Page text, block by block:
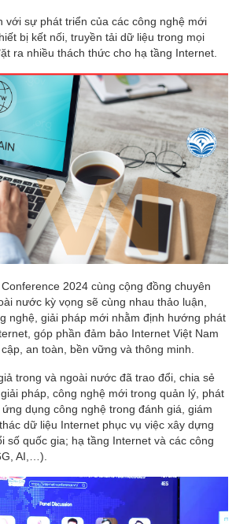
với sự phát triển của các công nghệ mới
bị kết nối, truyền tải dữ liệu trong mọi
ra nhiều thách thức cho hạ tầng Internet.
2024 cùng cộng đồng chuyên
nước kỳ vọng sẽ cùng nhau thảo luận,
nghệ, giải pháp mới nhằm định hướng phát
góp phần đảm bảo Internet Việt Nam
an toàn, bền vững và thông minh.
trong và ngoài nước đã trao đổi, chia sẻ
pháp, công nghệ mới trong quản lý, phát
dụng công nghệ trong đánh giá, giám
dữ liệu Internet phục vụ việc xây dựng
số quốc gia; hạ tầng Internet và các công
AI,…).